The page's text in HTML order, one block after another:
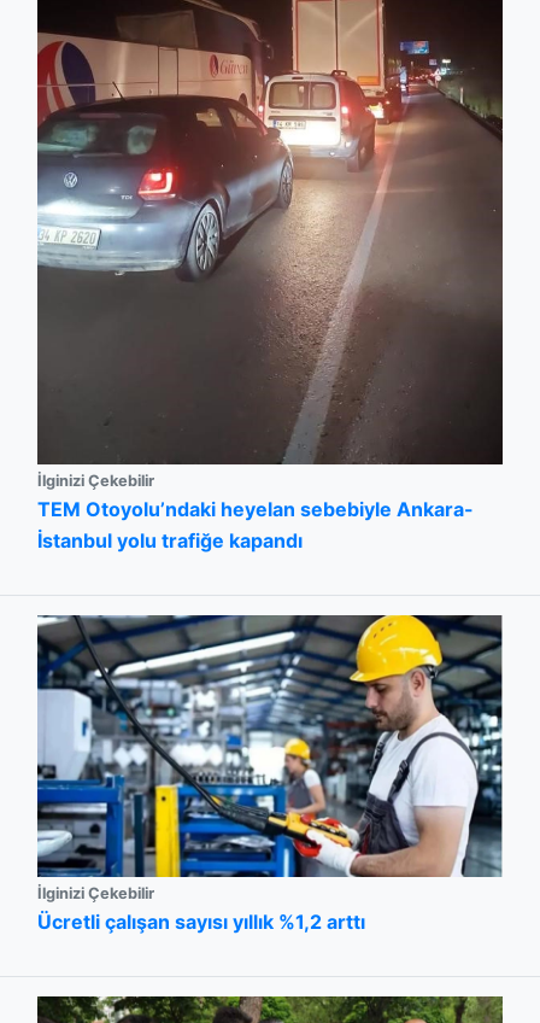
İlginizi Çekebilir
TEM Otoyolu’ndaki heyelan sebebiyle Ankara-
İstanbul yolu trafiğe kapandı
İlginizi Çekebilir
Ücretli çalışan sayısı yıllık %1,2 arttı